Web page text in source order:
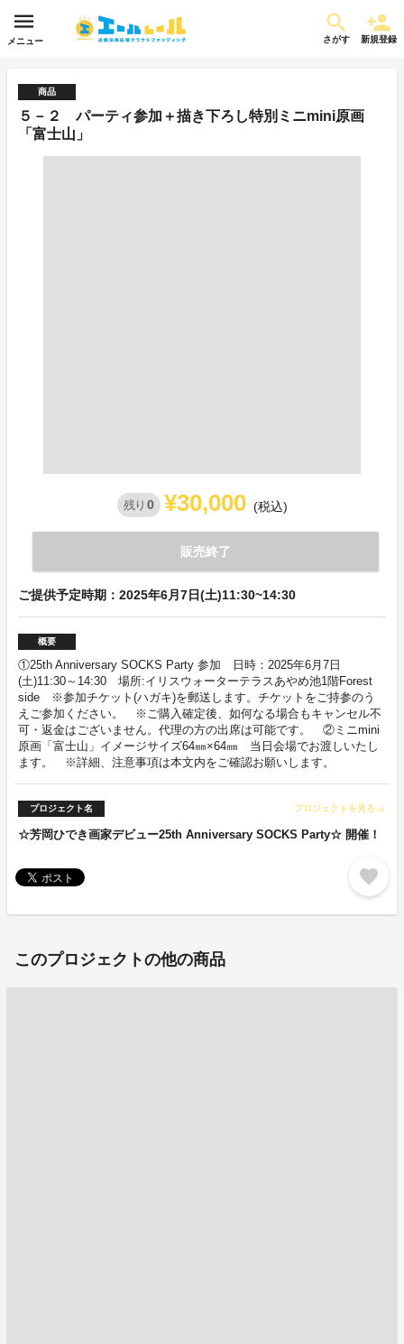
メニュー さがす 新規登録
商品
５－２ パーティ参加＋描き下ろし特別ミニmini原画
「富士山」
残り 0 ¥30,000 (税込)
販売終了
ご提供予定時期：2025年6月7日(土)11:30~14:30
概要
①25th Anniversary SOCKS Party 参加 日時：2025年6月7日
(土)11:30～14:30 場所:イリスウォーターテラスあやめ池1階Forest
side ※参加チケット(ハガキ)を郵送します。チケットをご持参のう
えご参加ください。 ※ご購入確定後、如何なる場合もキャンセル不
可・返金はございません。代理の方の出席は可能です。 ②ミニmini
原画「富士山」イメージサイズ64㎜×64㎜ 当日会場でお渡しいたし
ます。 ※詳細、注意事項は本文内をご確認お願いします。
プロジェクト名 プロジェクトを見る arrow_forward
☆芳岡ひでき画家デビュー25th Anniversary SOCKS Party☆ 開催！
favorite
このプロジェクトの他の商品